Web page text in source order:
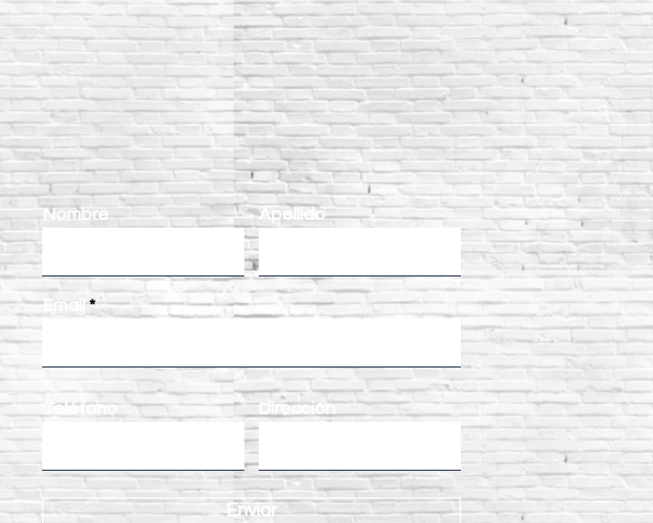
Nombre Apellido
Email
Teléfono Dirección
Enviar